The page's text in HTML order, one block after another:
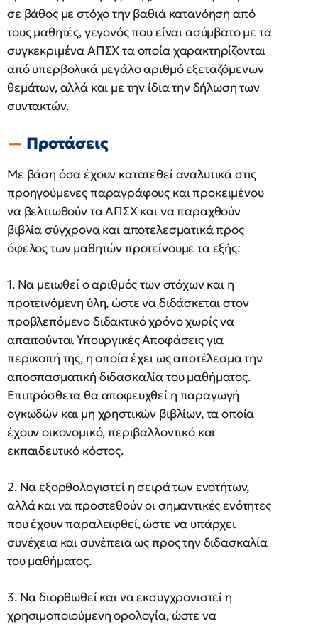
σε βάθος με στόχο την βαθιά κατανόηση από
τους μαθητές, γεγονός που είναι ασύμβατο με τα
συγκεκριμένα ΑΠΣΧ τα οποία χαρακτηρίζονται
από υπερβολικά μεγάλο αριθμό εξεταζόμενων
θεμάτων, αλλά και με την ίδια την δήλωση των
συντακτών.
Προτάσεις
Με βάση όσα έχουν κατατεθεί αναλυτικά στις
προηγούμενες παραγράφους και προκειμένου
να βελτιωθούν τα ΑΠΣΧ και να παραχθούν
βιβλία σύγχρονα και αποτελεσματικά προς
όφελος των μαθητών προτείνουμε τα εξής:
1. Να μειωθεί o αριθμός των στόχων και η
προτεινόμενη ύλη, ώστε να διδάσκεται στον
προβλεπόμενο διδακτικό χρόνο χωρίς να
απαιτούνται Υπουργικές Αποφάσεις για
περικοπή της, η οποία έχει ως αποτέλεσμα την
αποσπασματική διδασκαλία του μαθήματος.
Επιπρόσθετα θα αποφευχθεί η παραγωγή
ογκωδών και μη χρηστικών βιβλίων, τα οποία
έχουν οικονομικό, περιβαλλοντικό και
εκπαιδευτικό κόστος.
2. Να εξορθολογιστεί η σειρά των ενοτήτων,
αλλά και να προστεθούν οι σημαντικές ενότητες
που έχουν παραλειφθεί, ώστε να υπάρχει
συνέχεια και συνέπεια ως προς την διδασκαλία
του μαθήματος.
3. Να διορθωθεί και να εκσυγχρονιστεί η
χρησιμοποιούμενη ορολογία, ώστε να